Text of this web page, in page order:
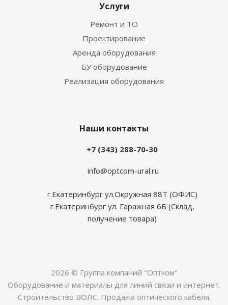
Услуги
Ремонт и ТО
Проектирование
Аренда оборудования
БУ оборудование
Реализация оборудования
Наши контакты
+7 (343) 288-70-30
info@optcom-ural.ru
г.Екатеринбург ул.Окружная 88Т (ОФИС)
г.Екатеринбург ул. Гаражная 6Б (Склад,
получение товара)
2026 © Группа компаний "Оптком"
Оборудование и материалы для линий связи и интернет.
Строительство ВОЛС. Продажа оптического кабеля.